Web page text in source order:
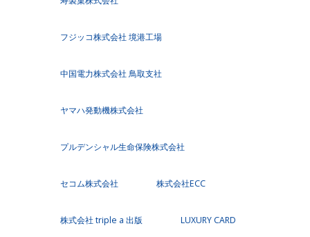
フジッコ株式会社 境港工場
中国電力株式会社 鳥取支社
ヤマハ発動機株式会社
プルデンシャル生命保険株式会社
セコム株式会社 株式会社ECC
株式会社 triple a 出版 LUXURY CARD